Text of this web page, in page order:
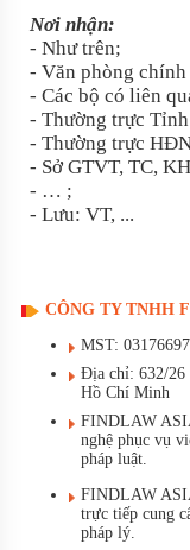
Nơi nhận:
- Như trên;
- Văn phòng chính
- Các bộ có liên
- Thường trực
- Thường trực
- Sở GTVT, TC,
- … ;
- Lưu: VT, ...
CÔNG TY TNHH
MST:
Địa chỉ: 632/26
Hồ Chí Minh
FINDLAW
nghệ phục vụ
pháp luật.
FINDLAW
trực tiếp cung
pháp lý.